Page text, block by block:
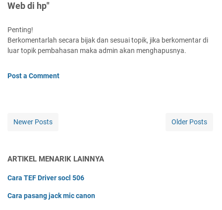
Web di hp"
Penting!
Berkomentarlah secara bijak dan sesuai topik, jika berkomentar di
luar topik pembahasan maka admin akan menghapusnya.
Post a Comment
Newer Posts Older Posts
ARTIKEL MENARIK LAINNYA
Cara TEF Driver socl 506
Cara pasang jack mic canon